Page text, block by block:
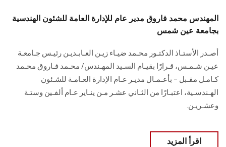
سجل الان
المهندس محمد فاروق مدير عام للإدارة العامة للشئون الهندسية
بجامعة عين شمس
أصـدر الأستـاذ الدكتـور محـمد ضيـاء زيـن العـابـديـن رئيـس جـامعـة
عيـن شـمـس، قـرارًا بقيـام السـيد المهـندس/ محـمد فـاروق محـمد
كـامـل مقـبل – بأعـمـال مديـر عـام الإدارة العـامـة للشـئون
الهـندسـية، اعتبـارًا من الثـاني عشـر مـن ينـاير عـام ألفـين وستـة
وعشـريـن.
اقرأ المزيد